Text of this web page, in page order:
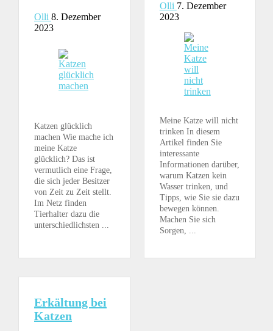
Olli 8. Dezember
2023
Katzen glücklich
machen Wie mache ich
meine Katze
glücklich? Das ist
vermutlich eine Frage,
die sich jeder Besitzer
von Zeit zu Zeit stellt.
Im Netz finden
Tierhalter dazu die
unterschiedlichsten ...
Olli 7. Dezember
2023
Meine Katze will nicht
trinken In diesem
Artikel finden Sie
interessante
Informationen darüber,
warum Katzen kein
Wasser trinken, und
Tipps, wie Sie sie dazu
bewegen können.
Machen Sie sich
Sorgen, ...
Erkältung bei
Katzen